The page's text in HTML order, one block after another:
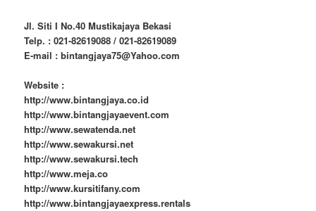
Jl. Siti I No.40 Mustikajaya Bekasi
Telp. : 021-82619088 / 021-82619089
E-mail : bintangjaya75@Yahoo.com
Website :
http://www.bintangjaya.co.id
http://www.bintangjayaevent.com
http://www.sewatenda.net
http://www.sewakursi.net
http://www.sewakursi.tech
http://www.meja.co
http://www.kursitifany.com
http://www.bintangjayaexpress.rentals